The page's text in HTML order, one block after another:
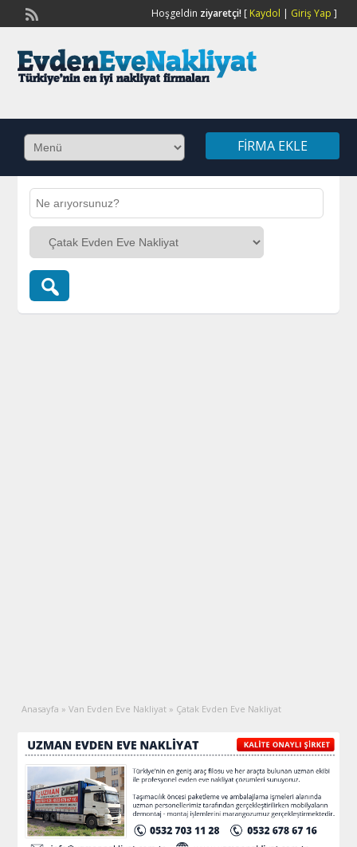
Hoşgeldin ziyaretçi![ Kaydol | Giriş Yap ]
FIRMA EKLE
Anasayfa » Van Evden Eve Nakliyat » Çatak Evden Eve Nakliyat